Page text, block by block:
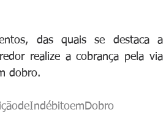
das quais se destaca a
realize a cobrança pela via
dobro.